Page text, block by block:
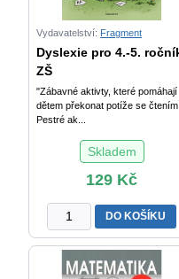
stupeň
(3.
-
ročník)
množství
Vydavatelství: Fragment
Dyslexie pro 4.-5.
ZŠ
"Zábavné aktivty, které pomáhají
dětem překonat potíže se
Pestré ak...
Skladem
129 Kč
Dyslexie
pro
4.-5.
ročník
DO KOŠÍKU